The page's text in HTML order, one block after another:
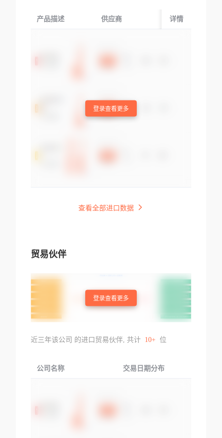
产品描述 供应商 起运国/地区
详情
登录查看更多
查看全部进口数据
贸易伙伴
登录查看更多
近三年该公司 的进口贸易伙伴, 共计 10+ 位
公司名称 交易日期分布